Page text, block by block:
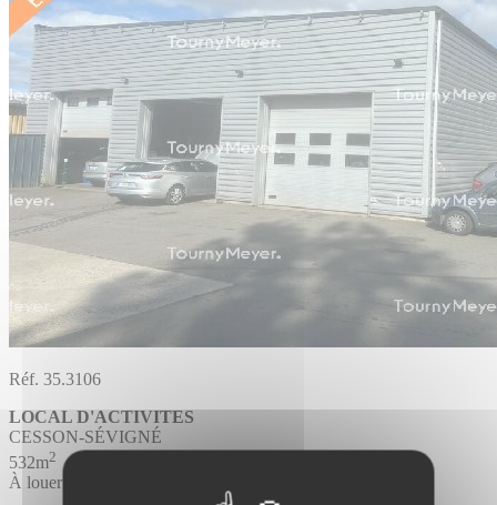
Réf. 35.3106
LOCAL D'ACTIVITES
CESSON-SÉVIGNÉ
532m2
À louer